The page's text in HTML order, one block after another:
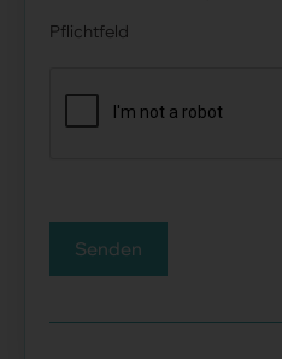
Pflichtfeld
Senden